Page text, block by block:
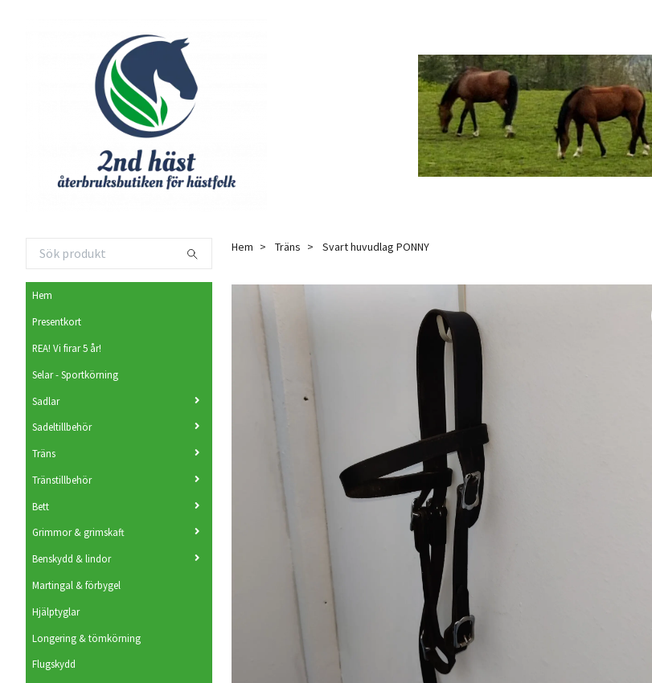
Hem
Presentkort
REA! Vi firar 5 år!
Selar - Sportkörning
Sadlar
Sadeltillbehör
Träns
Tränstillbehör
Bett
Grimmor & grimskaft
Benskydd & lindor
Martingal & förbygel
Hjälptyglar
Longering & tömkörning
Flugskydd
Hem Träns Svart huvudlag PONNY